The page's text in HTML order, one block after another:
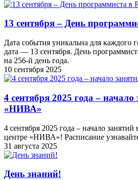
13 сентября – День
Дата события уникальна для каждого
дата — 13 сентября. День
на 256-й день года.
10 сентября 2025
4 сентября 2025 года – начало
«НИВА»
4 сентября 2025 года – начало
центре «НИВА»! Расписание
31 августа 2025
День знаний!